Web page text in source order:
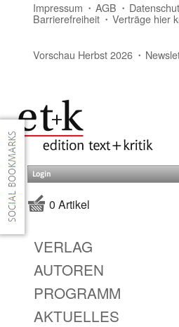
Impressum AGB
Barrierefreiheit Verträge hier
Vorschau Herbst 2026
Login
0 Artikel
VERLAG
AUTOREN
PROGRAMM
AKTUELLES